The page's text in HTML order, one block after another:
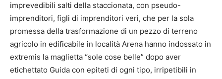
imprevedibili salti della staccionata, con pseudo-
imprenditori, figli di imprenditori veri, che per la sola
promessa della trasformazione di un pezzo di terreno
agricolo in edificabile in località Arena hanno indossato in
extremis la maglietta “sole cose belle” dopo aver
etichettato Guida con epiteti di ogni tipo, irripetibili in